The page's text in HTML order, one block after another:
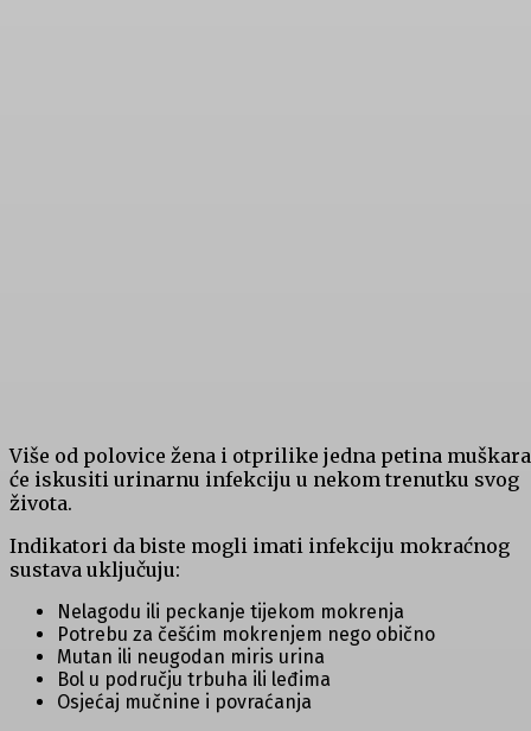
Više od polovice žena i otprilike jedna petina
će iskusiti urinarnu infekciju u nekom trenutku svog
života.
Indikatori da biste mogli imati infekciju mokraćnog
sustava uključuju:
Nelagodu ili peckanje tijekom mokrenja
Potrebu za češćim mokrenjem nego obično
Mutan ili neugodan miris urina
Bol u području trbuha ili leđima
Osjećaj mučnine i povraćanja